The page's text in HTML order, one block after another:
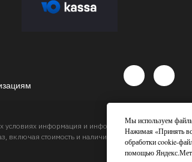
Мы используем
Нажимая «Принять
обработки cookie-
помощью
условиях информация и информационные
стоимость и наличие товара и сроков